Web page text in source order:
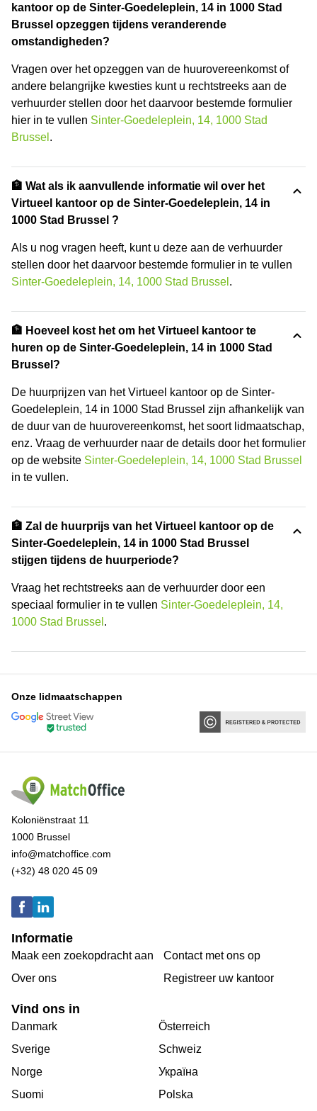
kantoor op de Sinter-Goedeleplein, 14 in 1000 Stad
Brussel opzeggen tijdens veranderende
omstandigheden?
Vragen over het opzeggen van de huurovereenkomst of
andere belangrijke kwesties kunt u rechtstreeks aan de
verhuurder stellen door het daarvoor bestemde formulier
hier in te vullen Sinter-Goedeleplein, 14, 1000 Stad
Brussel .
🏦 Wat als ik aanvullende informatie wil over het
Virtueel kantoor op de Sinter-Goedeleplein, 14 in
1000 Stad Brussel ?
Als u nog vragen heeft, kunt u deze aan de verhuurder
stellen door het daarvoor bestemde formulier in te vullen
Sinter-Goedeleplein, 14, 1000 Stad Brussel .
🏦 Hoeveel kost het om het Virtueel kantoor te
huren op de Sinter-Goedeleplein, 14 in 1000 Stad
Brussel?
De huurprijzen van het Virtueel kantoor op de Sinter-
Goedeleplein, 14 in 1000 Stad Brussel zijn afhankelijk van
de duur van de huurovereenkomst, het soort lidmaatschap,
enz. Vraag de verhuurder naar de details door het formulier
op de website Sinter-Goedeleplein, 14, 1000 Stad Brussel
in te vullen.
🏦 Zal de huurprijs van het Virtueel kantoor op de
Sinter-Goedeleplein, 14 in 1000 Stad Brussel
stijgen tijdens de huurperiode?
Vraag het rechtstreeks aan de verhuurder door een
speciaal formulier in te vullen Sinter-Goedeleplein, 14,
1000 Stad Brussel .
Onze lidmaatschappen
Koloniënstraat 11
1000 Brussel
info@matchoffice.com
(+32) 48 020 45 09
Informatie
Maak een zoekopdracht aan
Over ons
Contact met ons op
Registreer uw kantoor
Vind ons in
Danmark
Sverige
Norge
Suomi
Österreich
Schweiz
Україна
Polska